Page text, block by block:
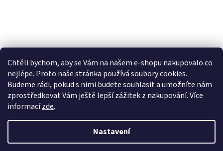
Chtěli bychom, aby se Vám na našem e-shopu nakupovalo co
nejlépe. Proto naše stránka používá soubory cookies.
Budeme rádi, pokud s nimi budete souhlasit a umožníte nám
zprostředkovat Vám ještě lepší zážitek z nakupování.Více
informacízde.
Nastavení
Lekva nábytek ubytování pod Pálavou kování Tulip
úchytky Gamet
úchytky Siro Blum - perfecting motion
Vytvořil Shoptet